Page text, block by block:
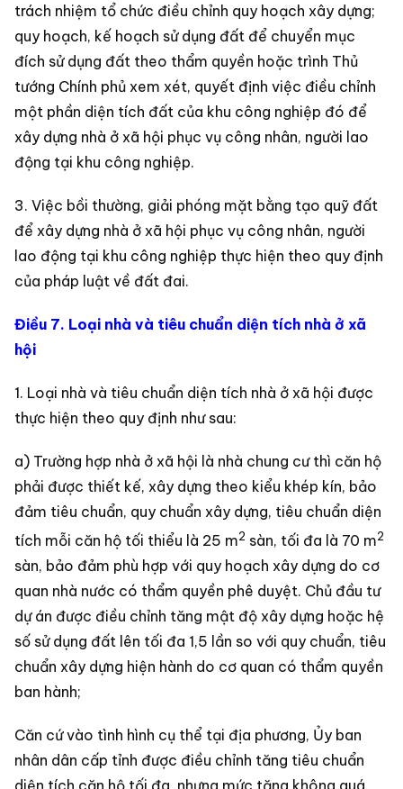
trách nhiệm tổ chức điều chỉnh quy hoạch xây dựng;
quy hoạch, kế hoạch sử dụng đất để chuyển mục
đích sử dụng đất theo thẩm quyền hoặc trình Thủ
tướng Chính phủ xem xét, quyết định việc điều chỉnh
một phần diện tích đất của khu công nghiệp đó để
xây dựng nhà ở xã hội phục vụ công nhân, người lao
động tại khu công nghiệp.
3. Việc bồi thường, giải phóng mặt bằng tạo quỹ đất
để xây dựng nhà ở xã hội phục vụ công nhân, người
lao động tại khu công nghiệp thực hiện theo quy định
của pháp luật về đất đai.
Điều 7. Loại nhà và tiêu chuẩn diện tích nhà ở xã
hội
1. Loại nhà và tiêu chuẩn diện tích nhà ở xã hội được
thực hiện theo quy định như sau:
a) Trường hợp nhà ở xã hội là nhà chung cư thì căn hộ
phải được thiết kế, xây dựng theo kiểu khép kín, bảo
đảm tiêu chuẩn, quy chuẩn xây dựng, tiêu chuẩn diện
tích mỗi căn hộ tối thiểu là 25 m2 sàn, tối đa là 70 m2
sàn, bảo đảm phù hợp với quy hoạch xây dựng do cơ
quan nhà nước có thẩm quyền phê duyệt. Chủ đầu tư
dự án được điều chỉnh tăng mật độ xây dựng hoặc hệ
số sử dụng đất lên tối đa 1,5 lần so với quy chuẩn, tiêu
chuẩn xây dựng hiện hành do cơ quan có thẩm quyền
ban hành;
Căn cứ vào tình hình cụ thể tại địa phương, Ủy ban
nhân dân cấp tỉnh được điều chỉnh tăng tiêu chuẩn
diện tích căn hộ tối đa, nhưng mức tăng không quá